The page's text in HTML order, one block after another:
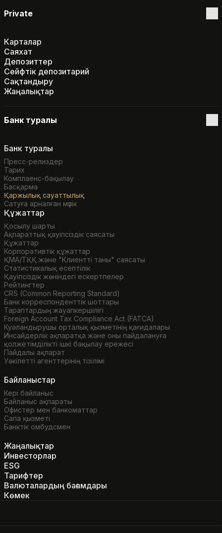
Private
Карталар
Саяхат
Депозиттер
Сейфтік депозитарий
Сақтандыру
Жаңалықтар
Банк туралы
Банк туралы
Пресс-релиздер
Тарих
Комплаенс-бақылау
Басқарма
Қаржылық сауаттылық
Сатуға арналған мүлік
Құжаттар
Қосылу шарты
Ақпараттық қауіпсіздік саясаты
Құжаттар
Корпоративтік құжаттар
ҚМА/ТҚҚ және "Клиентті таны" саясаты
Статистикалық есептілік
Қауіпсіздік жөніндегі ескертпелер
Рейтингтер
CRS (Common Reporting Standard)
Банк корреспонденттік шоттары
Тараптардың жауапкершілігі
Foreign Account Tax Compliance Act (FATCA)
Куәландырушы орталық қызметінің қағидалары
Инсайдерлік ақпаратқа және оны пайдалануға
қолжетімділікті ішкі бақылау ережесі
Пайдалы ақпарат
Уәкілетті агенттерінің тізілімі
Байланыстар
Кері байланыс
Байланыс ақпараты
Офистер мен банкоматтар
Сапа қызметі
Банктік омбудсмен
Жаңалықтар
Инвесторлар
ESG
Тарифтер
Валюталардың бағамдары
Көмек